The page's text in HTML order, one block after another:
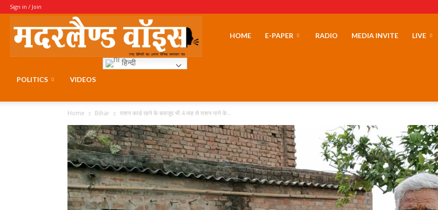
Sign in / Join
MotherLandHOME E-PAPER RADIO MEDIA INVITE LIVE
POLITICS VIDEOS
हिन्दी
Home Bihar राशन कार्ड रहने के बावजूद भी 4 माह से राशन पाने के...